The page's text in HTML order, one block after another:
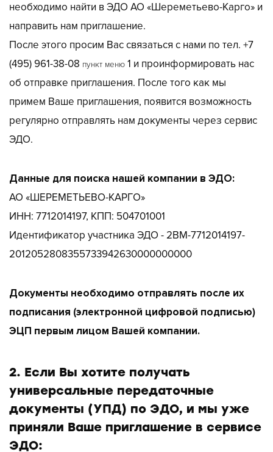
необходимо найти в ЭДО АО «Шереметьево-Карго» и
направить нам приглашение.
После этого просим Вас связаться с нами по тел. +7
(495) 961-38-08 пункт меню 1 и проинформировать нас
об отправке приглашения. После того как мы
примем Ваше приглашения, появится возможность
регулярно отправлять нам документы через сервис
ЭДО.
Данные для поиска нашей компании в ЭДО:
АО «ШЕРЕМЕТЬЕВО-КАРГО»
ИНН: 7712014197, КПП: 504701001
Идентификатор участника ЭДО - 2BM-7712014197-
2012052808355733942630000000000
Документы необходимо отправлять после их
подписания (электронной цифровой подписью)
ЭЦП первым лицом Вашей компании.
2. Если Вы хотите получать
универсальные передаточные
документы (УПД) по ЭДО, и мы уже
приняли Ваше приглашение в сервисе
ЭДО: